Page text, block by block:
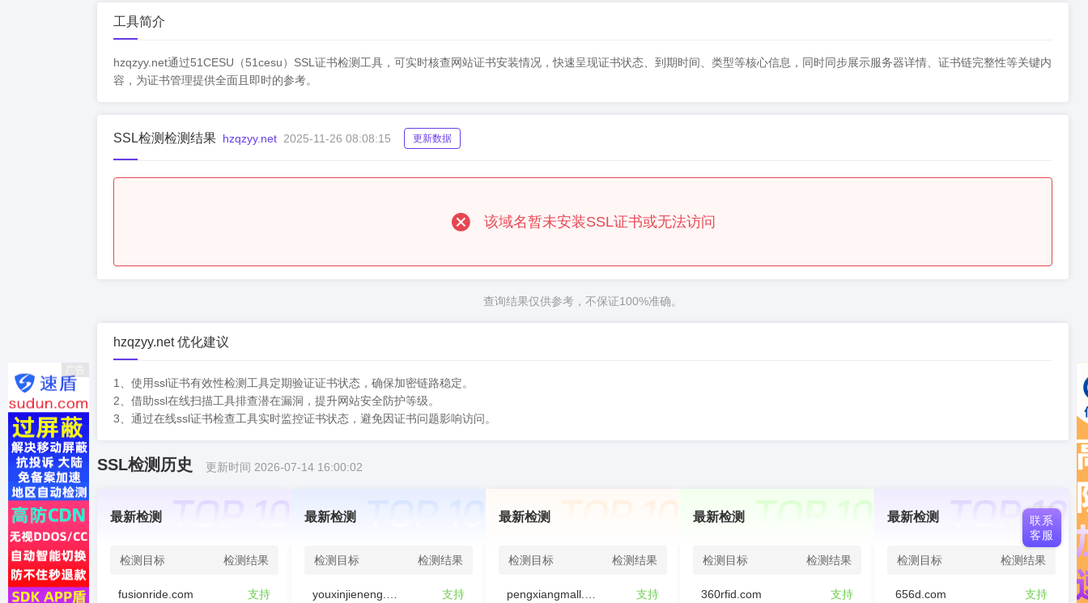
工具简介
hzqzyy.net通过51CESU（51cesu）SSL证书检测工具，可实时核查网站证书安装情况，快速呈现证书状态、到期时间、类型等核心信息，同时同步展示服务器详情、证书链完整性等关键内
容，为证书管理提供全面且即时的参考。
SSL检测检测结果 hzqzyy.net 2025-11-26 08:08:15 更新数据
该域名暂未安装SSL证书或无法访问
查询结果仅供参考，不保证100%准确。
hzqzyy.net 优化建议
1、使用ssl证书有效性检测工具定期验证证书状态，确保加密链路稳定。
2、借助ssl在线扫描工具排查潜在漏洞，提升网站安全防护等级。
3、通过在线ssl证书检查工具实时监控证书状态，避免因证书问题影响访问。
SSL检测历史 更新时间 2026-07-14 16:00:02
最新检测
检测目标 检测结果
fusionride.com 支持
最新检测
检测目标 检测结果
支持
最新检测
检测目标 检测结果
支持
最新检测
检测目标 检测结果
360rfid.com 支持
最新检测
检测目标 检测结果
656d.com 支持
广告
联系
客服